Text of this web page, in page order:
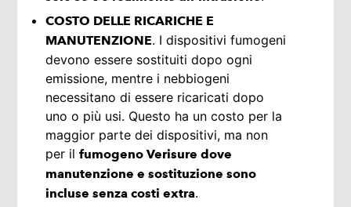
COSTO DELLE RICARICHE E
MANUTENZIONE. I dispositivi fumogeni
devono essere sostituiti dopo ogni
emissione, mentre i nebbiogeni
necessitano di essere ricaricati dopo
uno o più usi. Questo ha un costo per la
maggior parte dei dispositivi, ma non
per ilfumogeno Verisure dove
manutenzione e sostituzione sono
incluse senza costi extra.